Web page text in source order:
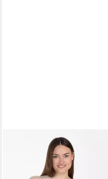
Rundhalspullover
WKN PIER v-neck (1-tlg)
UVP 59,99 €